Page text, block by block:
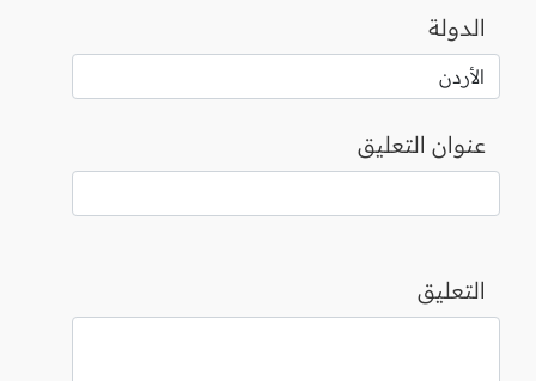
الدولة
عنوان التعليق
التعليق